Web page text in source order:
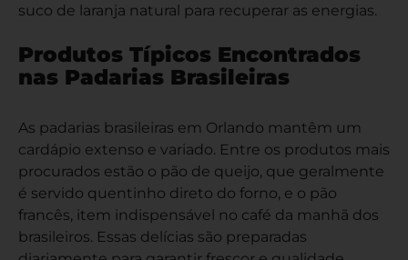
suco de laranja natural para recuperar as energias.
Produtos Típicos Encontrados
nas Padarias Brasileiras
As padarias brasileiras em Orlando mantêm um
cardápio extenso e variado. Entre os produtos mais
procurados estão o pão de queijo, que geralmente
é servido quentinho direto do forno, e o pão
francês, item indispensável no café da manhã dos
brasileiros. Essas delícias são preparadas